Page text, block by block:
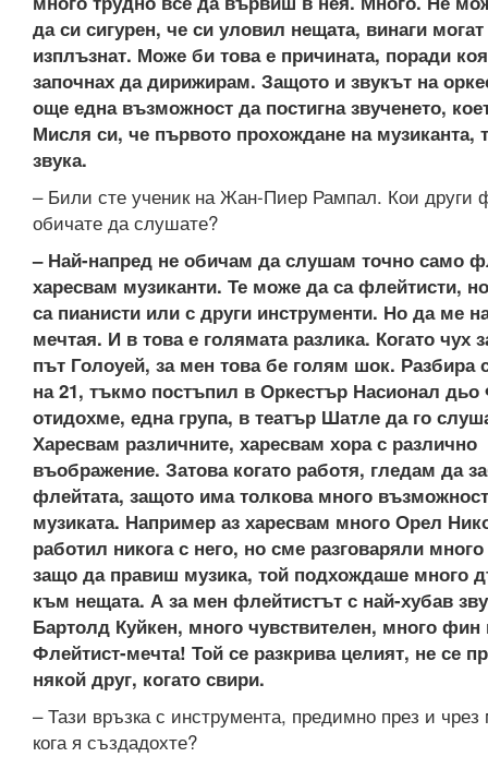
да си сигурен, че си уловил нещата, винаги
изплъзнат. Може би това е причината, поради
започнах да дирижирам. Защото и звукът на
още една възможност да постигна звученето,
Мисля си, че първото прохождане на музиканта,
звука.
– Били сте ученик на Жан-Пиер Рампал. Кои други
обичате да слушате?
– Най-напред не обичам да слушам точно само
харесвам музиканти. Те може да са флейтисти,
са пианисти или с други инструменти. Но да ме
мечтая. И в това е голямата разлика. Когато чух
път Голоуей, за мен това бе голям шок. Разбира
на 21, тъкмо постъпил в Оркестър Насионал
отидохме, една група, в театър Шатле да го
Харесвам различните, харесвам хора с различно
въображение. Затова когато работя, гледам да
флейтата, защото има толкова много
музиката. Например аз харесвам много Орел
работил никога с него, но сме разговаряли
защо да правиш музика, той подхождаше много
към нещата. А за мен флейтистът с най-хубав
Бартолд Куйкен, много чувствителен, много фин
Флейтист-мечта! Той се разкрива целият, не се
някой друг, когато свири.
– Тази връзка с инструмента, предимно през и чрез
кога я създадохте?